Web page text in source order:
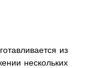
из
нескольких